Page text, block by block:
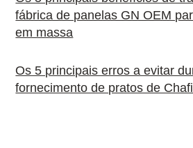
fábrica de panelas GN OEM
em massa
Os 5 principais erros a evitar
fornecimento de pratos de